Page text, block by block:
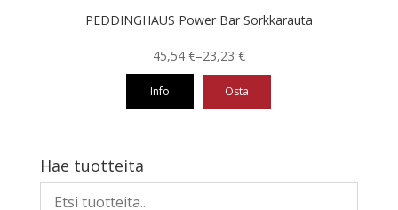
PEDDINGHAUS Power Bar Sorkkarauta
23,23 €
–
45,54 €Hintaluokka:
23,23 €
Info Osta
on
useampi
muunnelma.
Hae tuotteita